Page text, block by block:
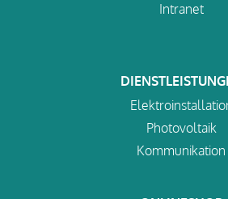
Intranet
Photovoltaik
Kommunikation